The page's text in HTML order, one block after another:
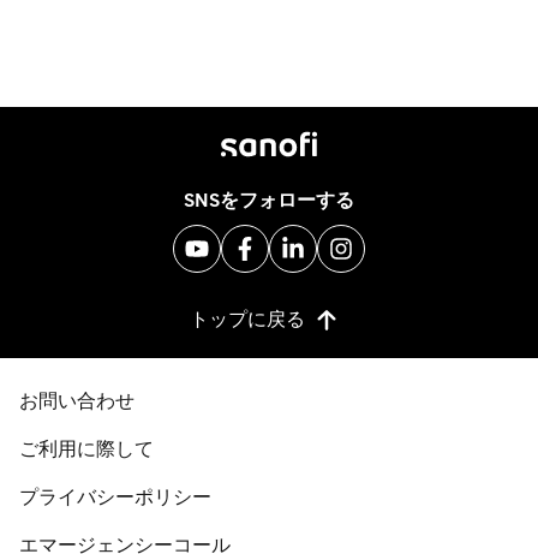
SNSをフォローする
トップに戻る
お問い合わせ
ご利用に際して
プライバシーポリシー
エマージェンシーコール